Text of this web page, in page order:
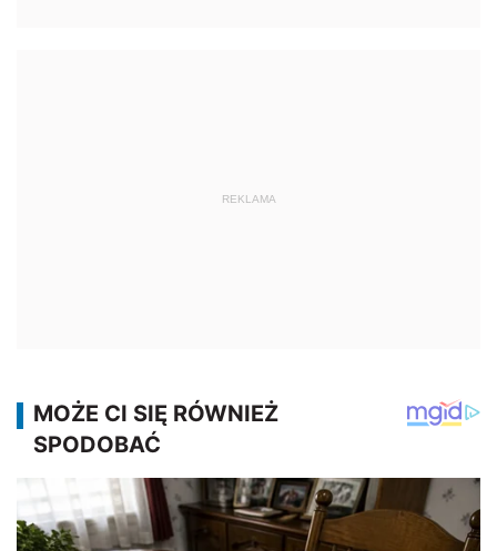
REKLAMA